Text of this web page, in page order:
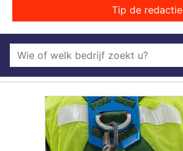
Tip de redactie